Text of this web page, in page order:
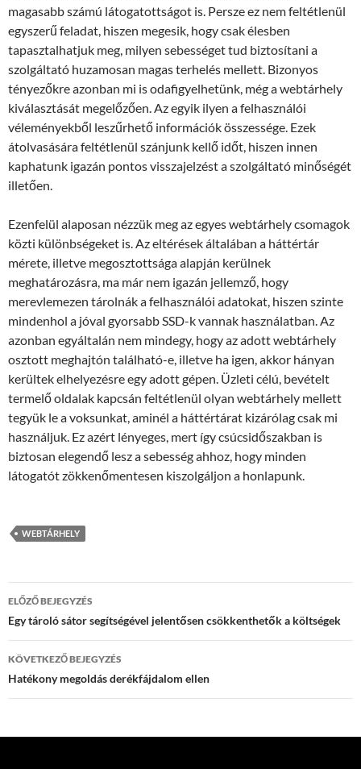
magasabb számú látogatottságot is. Persze ez nem feltétlenül
egyszerű feladat, hiszen megesik, hogy csak élesben
tapasztalhatjuk meg, milyen sebességet tud biztosítani a
szolgáltató huzamosan magas terhelés mellett. Bizonyos
tényezőkre azonban mi is odafigyelhetünk, még a webtárhely
kiválasztását megelőzően. Az egyik ilyen a felhasználói
véleményekből leszűrhető információk összessége. Ezek
átolvasására feltétlenül szánjunk kellő időt, hiszen innen
kaphatunk igazán pontos visszajelzést a szolgáltató minőségét
illetően.
Ezenfelül alaposan nézzük meg az egyes webtárhely csomagok
közti különbségeket is. Az eltérések általában a háttértár
mérete, illetve megosztottsága alapján kerülnek
meghatározásra, ma már nem igazán jellemző, hogy
merevlemezen tárolnák a felhasználói adatokat, hiszen szinte
mindenhol a jóval gyorsabb SSD-k vannak használatban. Az
azonban egyáltalán nem mindegy, hogy az adott webtárhely
osztott meghajtón található-e, illetve ha igen, akkor hányan
kerültek elhelyezésre egy adott gépen. Üzleti célú, bevételt
termelő oldalak kapcsán feltétlenül olyan webtárhely mellett
tegyük le a voksunkat, aminél a háttértárat kizárólag csak mi
használjuk. Ez azért lényeges, mert így csúcsidőszakban is
biztosan elegendő lesz a sebesség ahhoz, hogy minden
látogatót zökkenőmentesen kiszolgáljon a honlapunk.
WEBTÁRHELY
Bejegyzés
navigáció
ELŐZŐ BEJEGYZÉS
Egy tároló sátor segítségével jelentősen csökkenthetők a költségek
KÖVETKEZŐ BEJEGYZÉS
Hatékony megoldás derékfájdalom ellen